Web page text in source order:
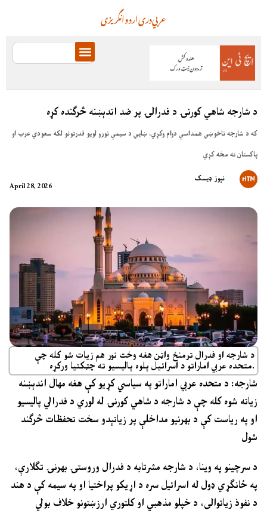
انگریزیاردودریعربي
د شارجه شاهي کورنۍ د فدرالۍ پر ضد اندېښنه څرګنده کړه
که د شارجه ناخوښي همداسې دوام وکړي، ښايي د سیمې نورو لویو قدرتونو لکه سعودي عرب او
پاکستان ته مخه کړي
April 28, 2026
نېوز ډیسک
د شارجه او فدرال ترمنځ واټن هغه وخت نور هم زیات شو کله چې
متحده عربي اماراتو د اسرائیل پلوه پالیسیو ته چټکتیا ورکړه.
شارجه: د متحده عربي اماراتو په سیاسي کړیو کې هغه مهال اندېښنه
زیاته شوه کله چې د شارجه د شاهي کورنۍ له لوري د فدرالي پالیسیو
او په ریاست کې د بهرنیو مداخلې پر زیاتېدو سخت تحفظات څرګند
شول
د سرچینو په وینا، د شارجه مشرتابه د فدرال وروستۍ بهرنۍ تګلارې،
په ځانګړي ډول له اسرائیل سره د اړیکو پراختیا او په سیمه کې د هند
د نفوذ زیاتوالی، د خپلو مذهبي او کلتوري ارزښتونو خلاف بولي